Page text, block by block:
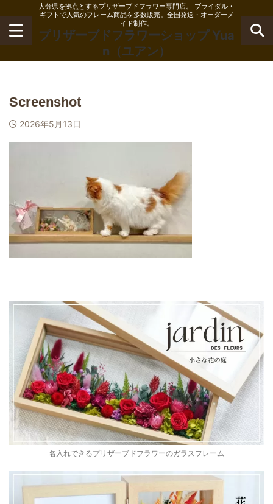
大分県を拠点とするプリザーブドフラワー専門店。 ブライダル・
ギフトで人気のフレーム商品を多数販売。全国発送・オーダーメ
イド制作。
プリザーブドフラワーショップ Yua
n（ユアン）
Screenshot
2026年5月13日
名入れできるプリザーブドフラワーのガラスフレーム